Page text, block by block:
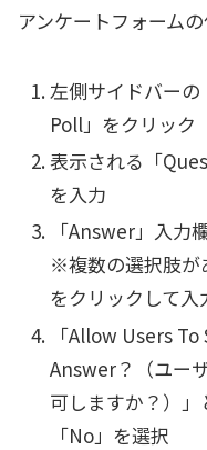
アンケートフォーム
左側サイドバー
Poll」をクリック
表示される「
を入力
「Answer」入力
※複数の選択肢が
をクリックして入
「Allow Users
Answer？（ユー
可しますか？）」
「No」を選択